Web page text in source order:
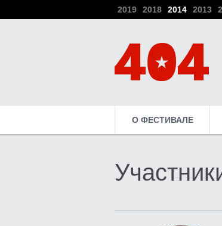
2019 2018 2014 2013
О ФЕСТИВАЛЕ